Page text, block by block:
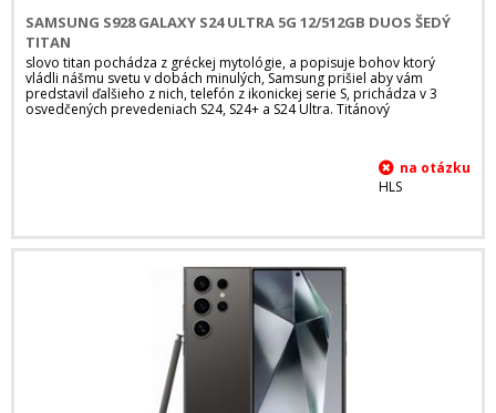
SAMSUNG S928 GALAXY S24 ULTRA 5G 12/512GB DUOS ŠEDÝ
TITAN
slovo titan pochádza z gréckej mytológie, a popisuje bohov ktorý
vládli nášmu svetu v dobách minulých, Samsung prišiel aby vám
predstavil ďalšieho z nich, telefón z ikonickej serie S, prichádza v 3
osvedčených prevedeniach S24, S24+ a S24 Ultra. Titánový
HLS